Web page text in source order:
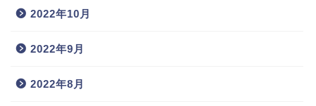
2022年10月
2022年9月
2022年8月